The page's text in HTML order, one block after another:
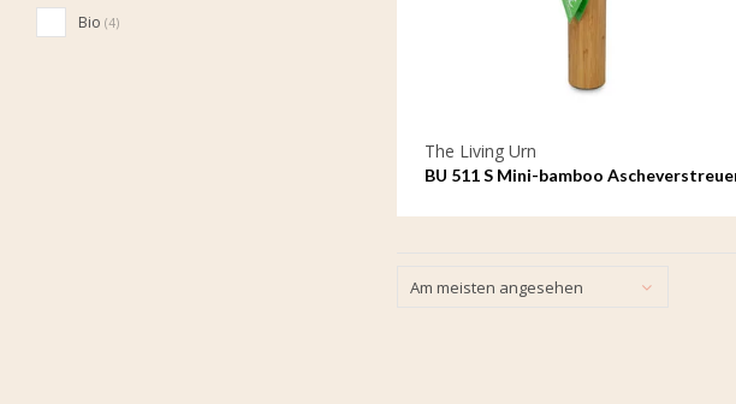
Bio (4)
The Living Urn
BU 511 S Mini-bamboo
Am meisten angesehen